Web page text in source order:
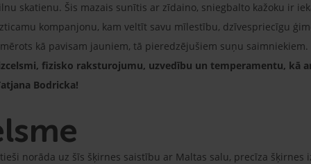
skatienu. Šis mazais sunītis ar zīdaino, sniegbalto kažoku ir
kompanjonu, kam veltīt savu mīlestību, dzīvespriecīgu
kā pavisam jauniem, tā pieredzējušiem suņu saimniekiem.
fizisko raksturojumu, uzvedību un temperamentu, kā
Bodricka!
norāda uz šīs šķirnes saistību ar Maltas salu, precīza šķirnes